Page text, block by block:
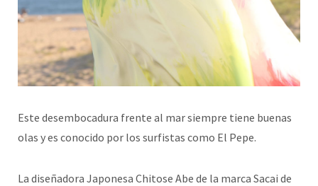
Este desembocadura frente al mar siempre tiene buenas
olas y es conocido por los surfistas como El Pepe.
La diseñadora Japonesa Chitose Abe de la marca Sacai de